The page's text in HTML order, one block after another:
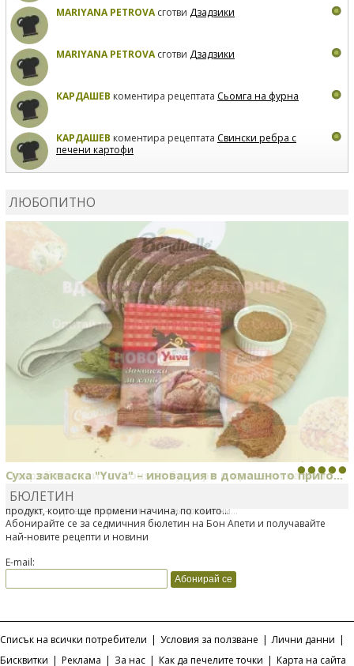
MARIYANA PETROVAсготви Дзадзики
MARIYANA PETROVAсготви Дзадзики
КАРДАШЕВ коментира рецептата Сьомга на фурна
КАРДАШЕВ коментира рецептата Свински ребра с
печени картофи
MARINA_VITAкоментира рецептатаКиноа със
ЛЮБОПИТНО
Суха закваска "Yuva" – иновация в домашното приго...
Отскоро Лесафр България стартира предлагането на изцяло нов
продукт, който ще промени начина, по който...
Открийте новите Croustis бургери и крокети на Bond...
Bonduelle току-що представи нова вълнуваща продуктова линия
Croustis – бургери и крокети от 100% ароматни...
БЮЛЕТИН
Абонирайте се за седмичния бюлетин на Бон Апети и получавайте
най-новите рецепти и новини
E-mail:
Списък на всички потребители | Условия за ползване | Лични данни |
Бисквитки | Реклама | За нас | Как да печелите точки | Карта на сайта